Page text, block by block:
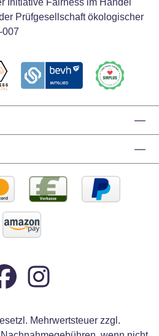
Initiative Fairness im Handel
Prüfgesellschaft ökologischer
007
Mehrwertsteuer zzgl.